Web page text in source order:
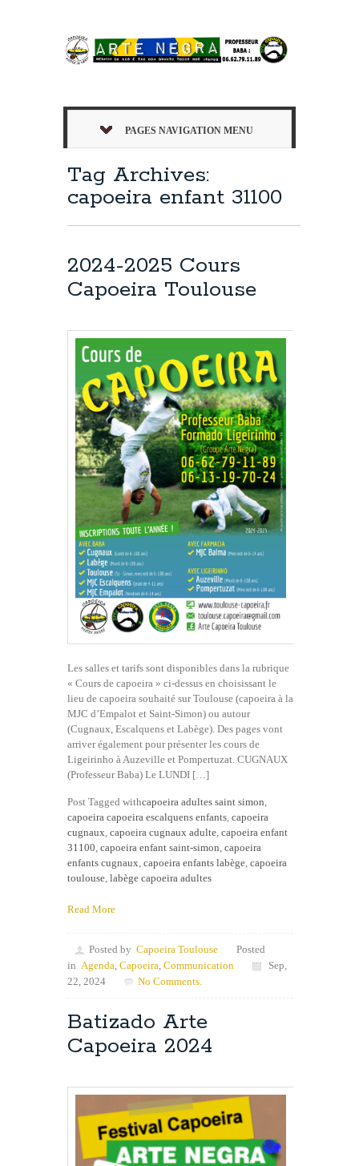
PAGES NAVIGATION MENU
Tag Archives:
capoeira enfant 31100
2024-2025 Cours
Capoeira Toulouse
Les salles et tarifs sont disponibles dans la rubrique
« Cours de capoeira » ci-dessus en choisissant le
lieu de capoeira souhaité sur Toulouse (capoeira à la
MJC d’Empalot et Saint-Simon) ou autour
(Cugnaux, Escalquens et Labège). Des pages vont
arriver également pour présenter les cours de
Ligeirinho à Auzeville et Pompertuzat. CUGNAUX
(Professeur Baba) Le LUNDI […]
Post Tagged withcapoeira adultes saint simon,
capoeira capoeira escalquens enfants, capoeira
cugnaux, capoeira cugnaux adulte, capoeira enfant
31100, capoeira enfant saint-simon, capoeira
enfants cugnaux, capoeira enfants labège, capoeira
toulouse, labège capoeira adultes
Read More
Posted by Capoeira Toulouse
Posted
in Agenda, Capoeira, Communication
Sep,
22, 2024
No Comments.
Batizado Arte
Capoeira 2024